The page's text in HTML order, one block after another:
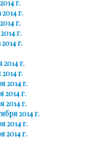
г.
г.
г.
г.
г.
2014 г.
г.
2014 г.
2014 г.
2014 г.
2014 г.
2014 г.
2014 г.